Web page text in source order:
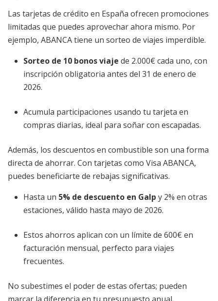
Las tarjetas de crédito en España ofrecen promociones
limitadas que puedes aprovechar ahora mismo. Por
ejemplo, ABANCA tiene un sorteo de viajes imperdible.
Sorteo de 10 bonos viaje de 2.000€ cada uno, con
inscripción obligatoria antes del 31 de enero de
2026.
Acumula participaciones usando tu tarjeta en
compras diarias, ideal para soñar con escapadas.
Además, los descuentos en combustible son una forma
directa de ahorrar. Con tarjetas como Visa ABANCA,
puedes beneficiarte de rebajas significativas.
Hasta un 5% de descuento en Galp y 2% en otras
estaciones, válido hasta mayo de 2026.
Estos ahorros aplican con un límite de 600€ en
facturación mensual, perfecto para viajes
frecuentes.
No subestimes el poder de estas ofertas; pueden